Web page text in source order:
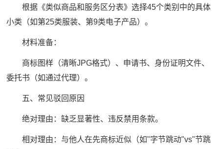
根据《类似商品和服务区分表》选择45个类别中的具体
小类（如第25类服装、第9类电子产品）。
材料准备：
商标图样（清晰JPG格式）、申请书、身份证明文件、
委托书（如通过代理）。
五、常见驳回原因
绝对理由：缺乏显著性、违反禁用条款。
相对理由：与他人在先商标近似（如"字节跳动"vs"节跳